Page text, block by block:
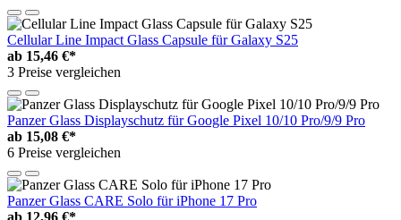
Cellular Line Impact Glass Capsule für Galaxy S25
ab 15,46 €*
3 Preise vergleichen
Panzer Glass Displayschutz für Google Pixel 10/10 Pro/9/9 Pro
ab 15,08 €*
6 Preise vergleichen
Panzer Glass CARE Solo für iPhone 17 Pro
ab 12,96 €*